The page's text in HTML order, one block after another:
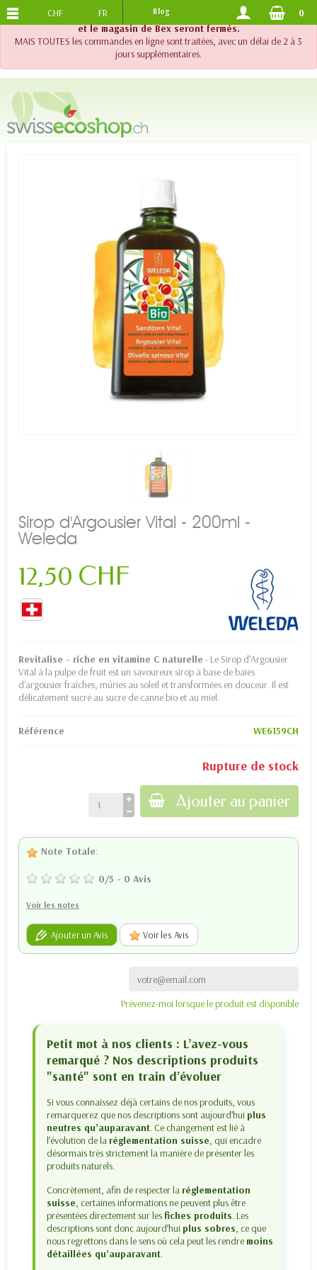
!! Important !! Jusqu'au 20 août 2026, le support téléphonique
et le magasin de Bex seront fermés.
MAIS TOUTES les commandes en ligne sont traitées, avec un délai de 2 à 3
jours supplémentaires.
PORTS OFFERTS DES 120.-
CHF FR Blog 0
Sirop d'Argousier Vital - 200ml -
Weleda
12,50 CHF
Revitalise - riche en vitamine C naturelle - Le Sirop d’Argousier
Vital à la pulpe de fruit est un savoureux sirop à base de baies
d'argousier fraîches, mûries au soleil et transformées en douceur. Il est
délicatement sucré au sucre de canne bio et au miel.
Référence WE6159CH
Rupture de stock
Ajouter au panier
Note Totale:
0/5 - 0 Avis
Voir les notes
Ajouter un Avis Voir les Avis
Prévenez-moi lorsque le produit est disponible
Petit mot à nos clients : L’avez-vous
remarqué ? Nos descriptions produits
"santé" sont en train d’évoluer
Si vous connaissez déjà certains de nos produits, vous
remarquerez que nos descriptions sont aujourd’hui plus
neutres qu’auparavant. Ce changement est lié à
l’évolution de la réglementation suisse, qui encadre
désormais très strictement la manière de présenter les
produits naturels.
Concrètement, afin de respecter la réglementation
suisse, certaines informations ne peuvent plus être
présentées directement sur lesfiches produits. Les
descriptions sont donc aujourd’hui plus sobres, ce que
nous regrettons dans le sens où cela peut les rendre moins
détaillées qu’auparavant.